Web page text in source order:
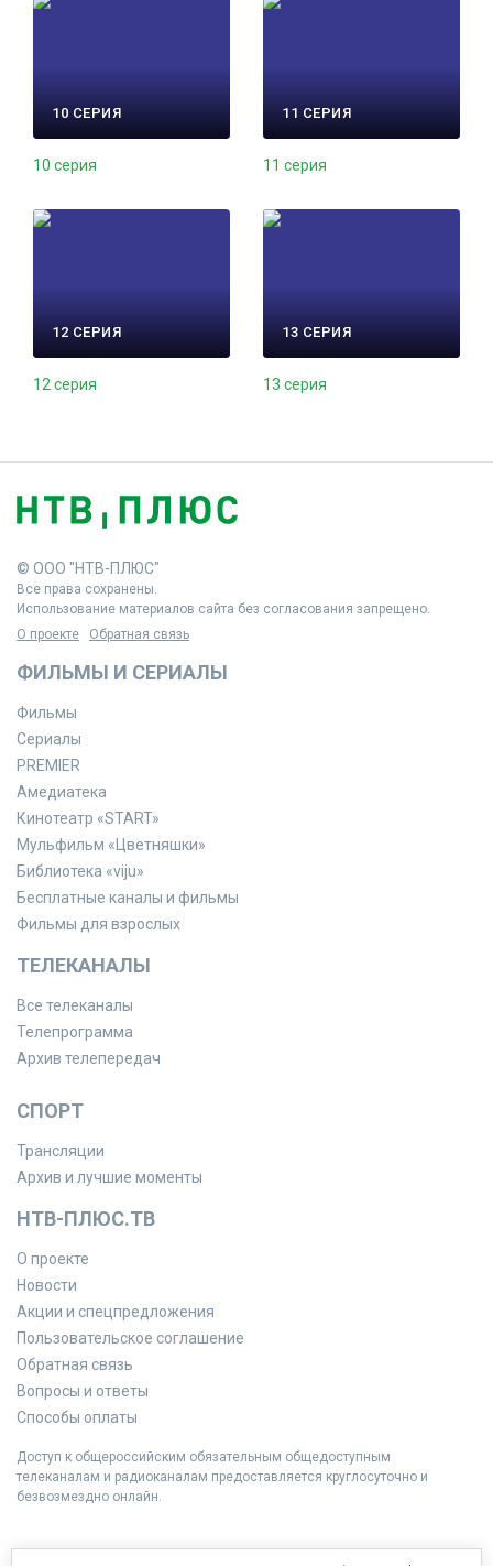
10 СЕРИЯ
10 серия
11 СЕРИЯ
11 серия
12 СЕРИЯ
12 серия
13 СЕРИЯ
13 серия
© ООО "НТВ-ПЛЮС"
Все права сохранены.
Использование материалов сайта без согласования запрещено.
О проекте
Обратная связь
ФИЛЬМЫ И СЕРИАЛЫ
Фильмы
Сериалы
PREMIER
Амедиатека
Кинотеатр «START»
Мульфильм «Цветняшки»
Библиотека «viju»
Бесплатные каналы и фильмы
Фильмы для взрослых
ТЕЛЕКАНАЛЫ
Все телеканалы
Телепрограмма
Архив телепередач
СПОРТ
Трансляции
Архив и лучшие моменты
НТВ-ПЛЮС.ТВ
О проекте
Новости
Акции и спецпредложения
Пользовательское соглашение
Обратная связь
Вопросы и ответы
Способы оплаты
Доступ к общероссийским обязательным общедоступным
телеканалам и радиоканалам предоставляется круглосуточно и
безвозмездно онлайн.